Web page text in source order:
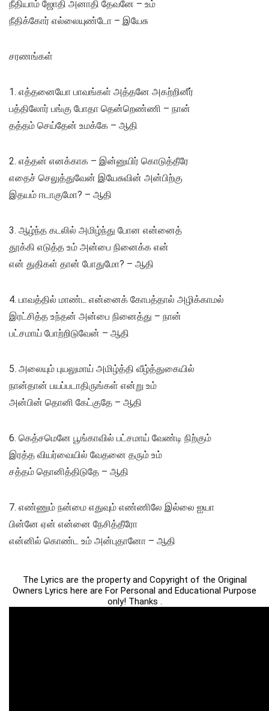
நீதியாம் ஜோதி அனாதி தேவனே – உம்
நீதிக்கோர் எல்லையுண்டோ – இயேசு
சரணங்கள்
1. எத்தனையோ பாவங்கள் அத்தனே அகற்றினீர்
பத்திலோர் பங்கு போதா தென்றெண்ணி – நான்
தத்தம் செய்தேன் உமக்கே – ஆதி
2. எத்தன் எனக்காக – இன்னுயிர் கொடுத்தீரே
எதைச் செலுத்துவேன் இயேசுவின் அன்பிற்கு
இதயம் ஈடாகுமோ? – ஆதி
3. ஆழ்ந்த கடலில் அமிழ்ந்து போன என்னைத்
தூக்கி எடுத்த உம் அன்பை நினைக்க என்
என் துதிகள் தான் போதுமோ? – ஆதி
4. பாவத்தில் மாண்ட என்னைக் கோபத்தால் அழிக்காமல்
இரட்சித்த உந்தன் அன்பை நினைத்து – நான்
பட்சமாய் போற்றிடுவேன் – ஆதி
5. அலையும் புயலுமாய் அமிழ்த்தி வீழ்த்துகையில்
நான்தான் பயப்படாதிருங்கள் என்று உம்
அன்பின் தொனி கேட்குதே – ஆதி
6. கெத்சமெனே பூங்காவில் பட்சமாய் வேண்டி நிற்கும்
இரத்த வியர்வையில் வேதனை தரும் உம்
சத்தம் தொனித்திடுதே – ஆதி
7. எண்ணும் நன்மை எதுவும் எண்ணிலே இல்லை ஐயா
பின்னே ஏன் என்னை நேசித்தீரோ
என்னில் கொண்ட உம் அன்புதானோ – ஆதி
The Lyrics are the property and Copyright of the Original
Owners Lyrics here are For Personal and Educational Purpose
only! Thanks .